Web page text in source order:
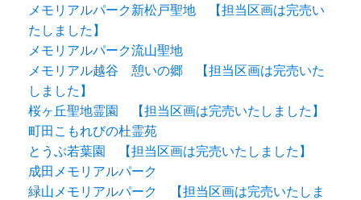
メモリアルパーク新松戸聖地 【担当区画は完売い
たしました】
メモリアルパーク流山聖地
メモリアル越谷 憩いの郷 【担当区画は完売いた
しました】
桜ヶ丘聖地霊園 【担当区画は完売いたしました】
町田こもれびの杜霊苑
とうぶ若葉園 【担当区画は完売いたしました】
成田メモリアルパーク
緑山メモリアルパーク 【担当区画は完売いたしま